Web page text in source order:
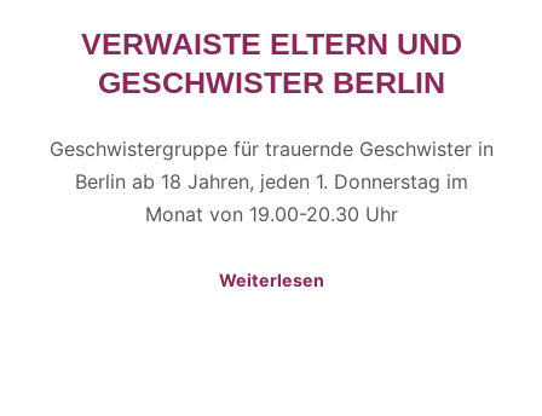
VERWAISTE ELTERN UND
GESCHWISTER BERLIN
Geschwistergruppe für trauernde Geschwister in
Berlin ab 18 Jahren, jeden 1. Donnerstag im
Monat von 19.00-20.30 Uhr
Weiterlesen